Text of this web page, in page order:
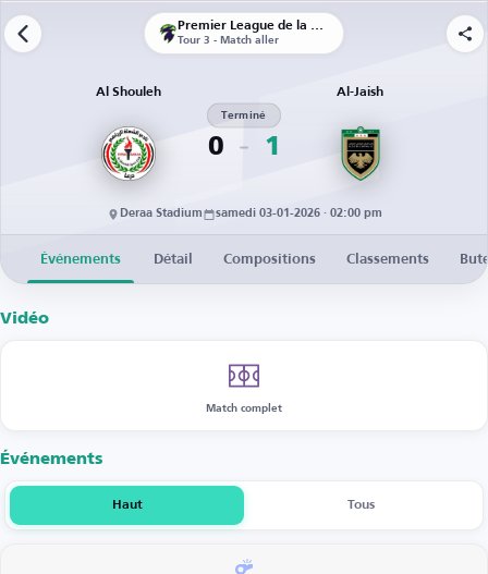
Premier League de la Syrie
Tour 3 - Match aller
Al Shouleh
0
Terminé
1
Al-Jaish
Deraa Stadium samedi 03-01-2026 · 02:00 pm
Événements Détail Compositions Classements
Vidéo
Match complet
Événements
Haut Tous